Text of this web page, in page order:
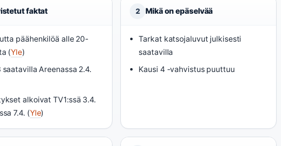
faktat
päähenkilöä alle 20-
(Yle)
saatavilla Areenassa 2.4.
alkoivat TV1:ssä 3.4.
7.4. (Yle)
2 Mikä on epäselvää
Tarkat katsojaluvut julkisesti
saatavilla
Kausi 4 -vahvistus puuttuu